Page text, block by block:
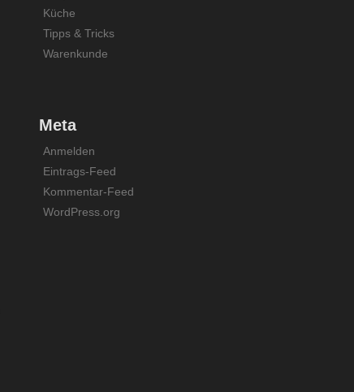
Küche
Tipps & Tricks
Warenkunde
Meta
Anmelden
Eintrags-Feed
Kommentar-Feed
WordPress.org